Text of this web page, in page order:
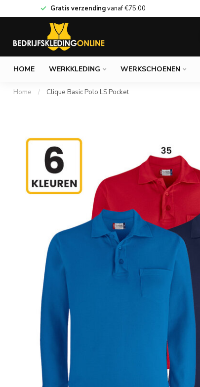
Gratis verzendingvanaf€75,00
HOME WERKKLEDING WERKSCHOENEN
Home / Clique Basic Polo LS Pocket